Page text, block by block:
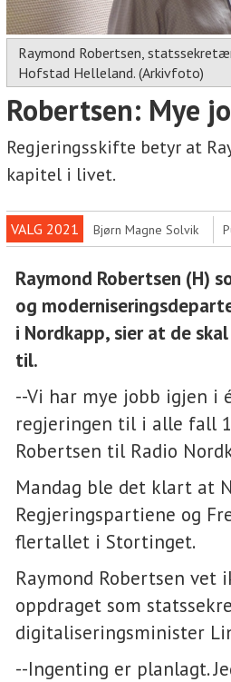
Raymond Robertsen,
Hofstad Helleland. (Arkivfoto)
Robertsen: Mye
Regjeringsskifte betyr at
kapitel i livet.
VALG 2021 Bjørn Magne Solvik
Raymond Robertsen (H)
og
i Nordkapp, sier at de
til.
--Vi har mye jobb igjen i
regjeringen til i alle fall
Robertsen til Radio
Mandag ble det klart at
Regjeringspartiene og
flertallet i Stortinget.
Raymond Robertsen vet
oppdraget som
digitaliseringsminister
--Ingenting er planlagt.